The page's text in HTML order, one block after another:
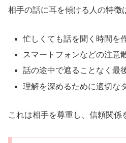
相手の話に耳を傾ける人の特徴
忙しくても話を聞く時間を
スマートフォンなどの注意
話の途中で遮ることなく最
理解を深めるために適切な
これは相手を尊重し、信頼関係